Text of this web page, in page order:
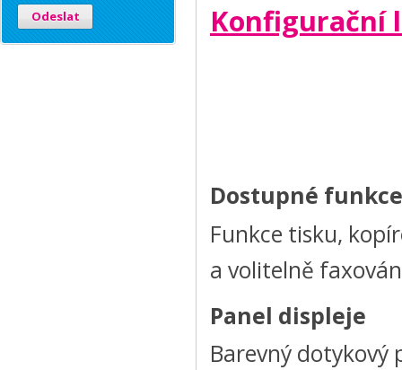
Konfigurační
Dostupné funkce
Funkce tisku,
a volitelně
Panel displeje
Barevný dotykový
Odeslat